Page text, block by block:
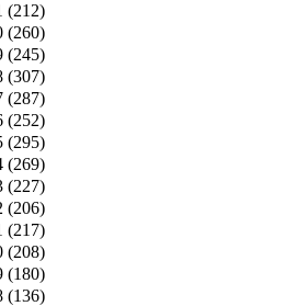
(212)
(260)
(245)
(307)
(287)
(252)
(295)
(269)
(227)
(206)
(217)
(208)
(180)
(136)